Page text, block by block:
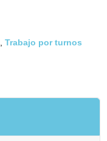
Trabajo por turnos